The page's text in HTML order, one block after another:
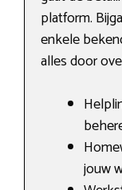
platform.
enkele
alles door
jouw